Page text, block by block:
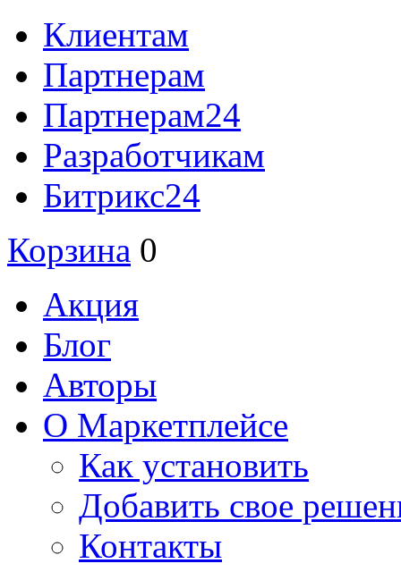
Клиентам
Партнерам
Партнерам24
Разработчикам
Битрикс24
Корзина 0
Акция
Блог
Авторы
О Маркетплейсе
Как установить
Добавить свое
Контакты